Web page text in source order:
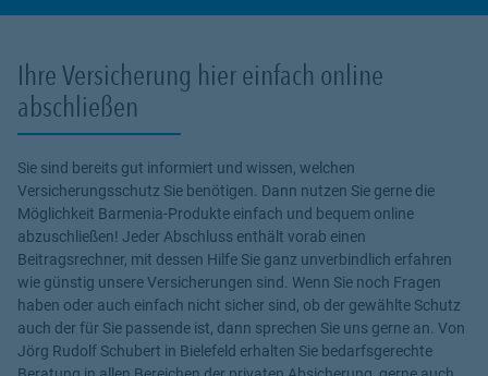
Ihre Versicherung hier einfach online
abschließen
Sie sind bereits gut informiert und wissen, welchen
Versicherungsschutz Sie benötigen. Dann nutzen Sie gerne die
Möglichkeit Barmenia-Produkte einfach und bequem online
abzuschließen! Jeder Abschluss enthält vorab einen
Beitragsrechner, mit dessen Hilfe Sie ganz unverbindlich erfahren
wie günstig unsere Versicherungen sind. Wenn Sie noch Fragen
haben oder auch einfach nicht sicher sind, ob der gewählte Schutz
auch der für Sie passende ist, dann sprechen Sie uns gerne an. Von
Jörg Rudolf Schubert in Bielefeld erhalten Sie bedarfsgerechte